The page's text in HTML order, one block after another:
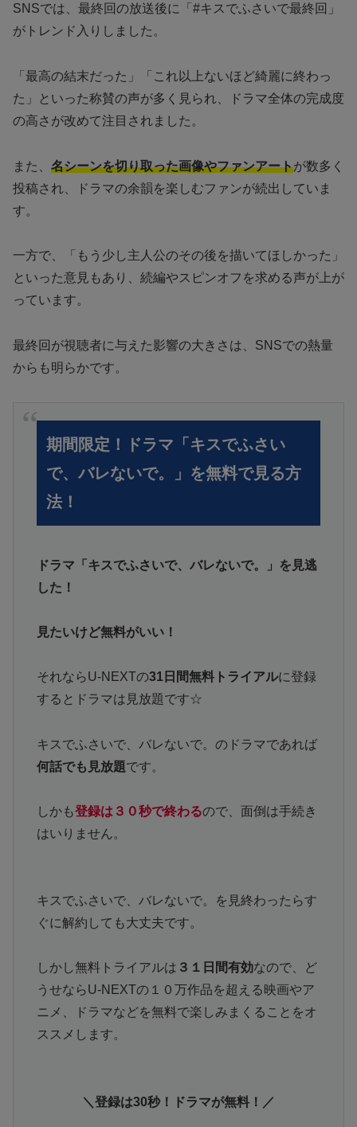
SNSでは、最終回の放送後に「#キスでふさいで最終回」
がトレンド入りしました。
「最高の結末だった」「これ以上ないほど綺麗に終わっ
た」といった称賛の声が多く見られ、ドラマ全体の完成度
の高さが改めて注目されました。
また、 名シーンを切り取った画像やファンアートが数多く
投稿され、ドラマの余韻を楽しむファンが続出していま
す。
一方で、「もう少し主人公のその後を描いてほしかった」
といった意見もあり、続編やスピンオフを求める声が上が
っています。
最終回が視聴者に与えた影響の大きさは、SNSでの熱量
からも明らかです。
期間限定！ドラマ「キスでふさい
で、バレないで。」を無料で見る方
法！
ドラマ「キスでふさいで、バレないで。」を見逃
した！
見たいけど無料がいい！
それならU-NEXTの31日間無料トライアルに登録
するとドラマは見放題です☆
キスでふさいで、バレないで。のドラマであれば
何話でも見放題です。
しかも登録は３０秒で終わるので、面倒は手続き
はいりません。
キスでふさいで、バレないで。を見終わったらす
ぐに解約しても大丈夫です。
しかし無料トライアルは ３１日間有効なので、ど
うせならU-NEXTの１０万作品を超える映画やア
ニメ、ドラマなどを無料で楽しみまくることをオ
ススメします。
＼登録は30秒！ドラマが無料！／